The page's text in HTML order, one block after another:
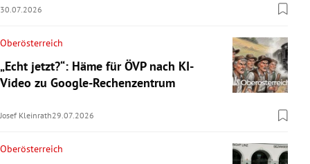
30.07.2026
Oberösterreich
„Echt jetzt?“: Häme für ÖVP nach KI-
Video zu Google-Rechenzentrum
Josef Kleinrath29.07.2026
Oberösterreich